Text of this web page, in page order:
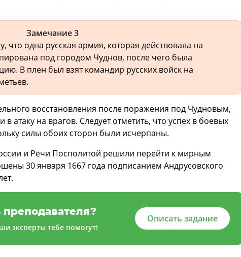
Замечание 3
что одна русская армия, которая действовала на
под городом Чуднов, после чего была
В плен был взят командир русских войск на
восстановления после поражения под Чудновым,
атаку на врагов. Следует отметить, что успех в боевых
силы обоих сторон были исчерпаны.
и Речи Посполитой решили перейти к мирным
30 января 1667 года подписанием Андрусовского
эксперты тебе помогут!
Описать задание